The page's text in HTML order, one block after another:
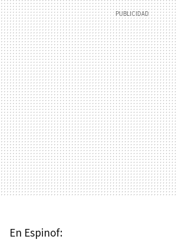
En Espinof: